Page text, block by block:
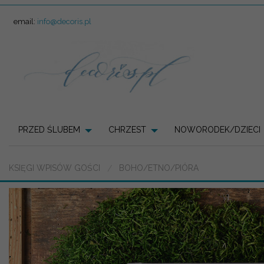
email: info@decoris.pl
PRZED ŚLUBEM CHRZEST NOWORODEK/DZIECI
KSIĘGI WPISÓW GOŚCI BOHO/ETNO/PIÓRA